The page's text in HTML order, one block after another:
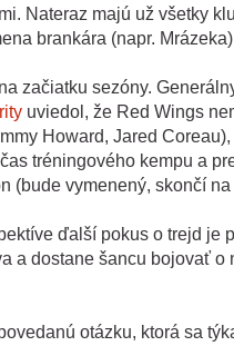
Nateraz majú už všetky
brankára (napr.
začiatku sezóny.
uviedol, že Red Wings
Howard, Jared
tréningového kempu a
(bude vymenený, skončí
ďalší pokus o trejd je
a dostane šancu bojovať
otázku, ktorá sa